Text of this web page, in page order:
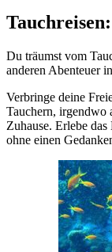
Tauchreisen:
Du träumst vom
anderen Abenteuer
Verbringe deine
Tauchern, irgendwo
Zuhause. Erlebe
ohne einen